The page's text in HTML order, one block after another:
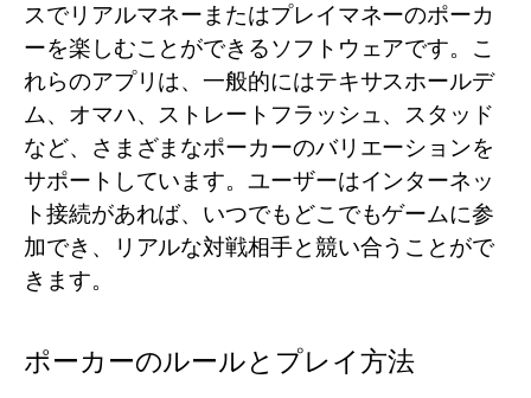
スでリアルマネーまたはプレイマネーのポーカ
ーを楽しむことができるソフトウェアです。こ
れらのアプリは、一般的にはテキサスホールデ
ム、オマハ、ストレートフラッシュ、スタッド
など、さまざまなポーカーのバリエーションを
サポートしています。ユーザーはインターネッ
ト接続があれば、いつでもどこでもゲームに参
加でき、リアルな対戦相手と競い合うことがで
きます。
ポーカーのルールとプレイ方法